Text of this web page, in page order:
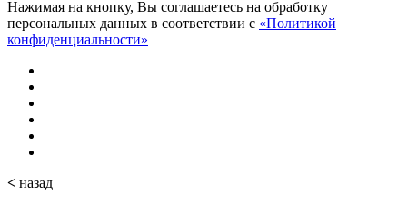
Нажимая на кнопку, Вы соглашаетесь на обработку
персональных данных в соответствии с «Политикой
конфиденциальности»
< назад